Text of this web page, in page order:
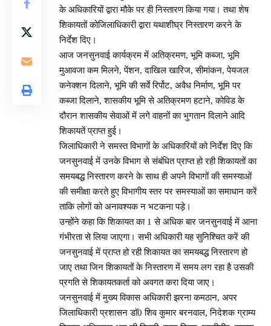
के अधिकारियों द्वारा मौके पर ही निस्तारण किया गया। तथा शेष
शिकायतों कोजिलाधिकारी द्वारा यथाशीघ्र निस्तारण करने के
निर्देश दिए।
आज जनसुनवाई कार्यक्रम में अतिक्रमण, भूमि कब्जा, भूमि
मुआवजा कम मिलने, पेंशन, दाखिल खारिज, सीमांकन, पेयजल
कनेक्शन दिलाने, भूमि की सर्वे रिर्पोट, अवैध निर्माण, भूमि पर
कब्जा दिलाने, शासकीय भूमि से अतिक्रमण हटाने, कोविड के
दौरान शासकीय सेवाओं में लगे वाहनों का भुगतान दिलाने आदि
शिकायतें प्राप्त हुई।
जिलाधिकारी ने समस्त विभागों के अधिकारियों को निर्देश दिए कि
जनसुनवाई में उनके विभाग से संबंधित प्राप्त हो रही शिकायतों का
समयबद्ध निस्तारण करने के साथ ही अपने विभागों की समस्याओं
की समीक्षा करते हुए विभागीय स्तर पर समस्याओं का समाधान करें
ताकि लोगों को अनावश्यक न भटकना पड़े।
उन्होंने कहा कि शिकायत का 1 से अधिक बार जनसुनवाई में आना
गंभीरता से लिया जाएगा। सभी अधिकारी यह सुनिश्चित करें की
जनसुनवाई में प्राप्त हो रही शिकायत का समयबद्ध निस्तारण हो
जाए तथा जिन शिकायतों के निस्तारण में समय लग रहा है उसकी
प्रगति से शिकायतकर्ता को अवगत करा दिया जाए।
जनसुनवाई में मुख्य विकास अधिकारी झरना कमठान, अपर
जिलाधिकारी प्रशासन डाॅ0 शिव कुमार बरनवाल, निदेशक ग्राम्य